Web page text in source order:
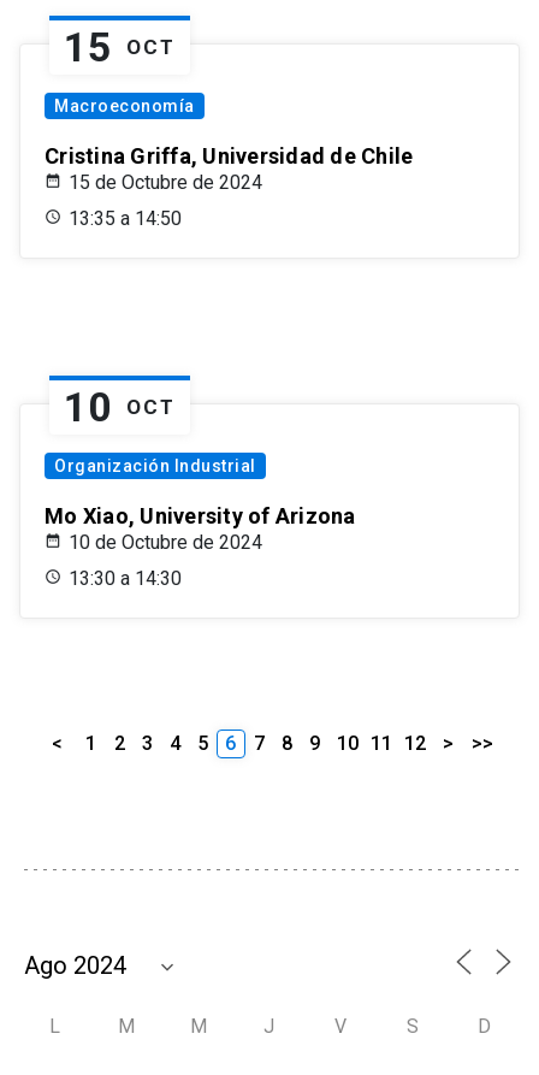
15 OCT
Macroeconomía
Cristina Griffa, Universidad de Chile
15 de Octubre de 2024
13:35 a 14:50
10 OCT
Organización Industrial
Mo Xiao, University of Arizona
10 de Octubre de 2024
13:30 a 14:30
< 1 2 3 4 5 6 7 8 9 10 11 12 > >>
L M M J V S D